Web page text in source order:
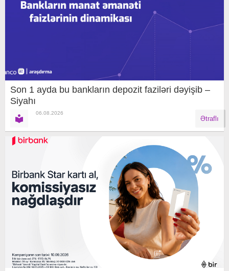
Son 1 ayda bu bankların depozit faziləri dəyişib –
Siyahı
06.08.2026
Ətraflı